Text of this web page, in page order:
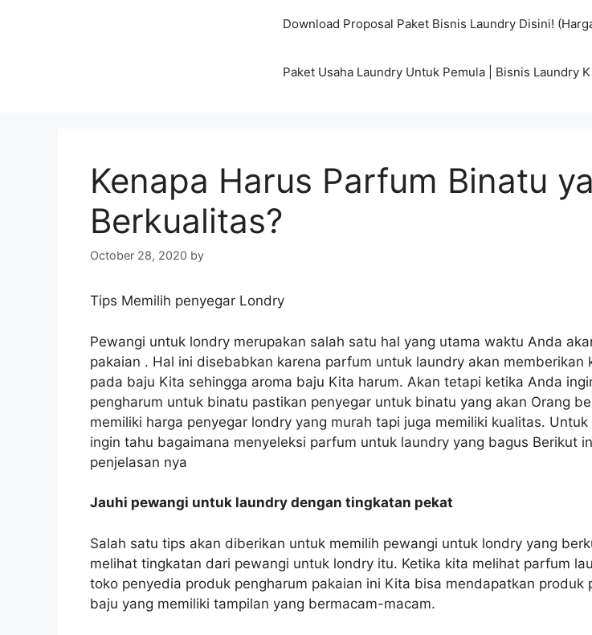
Download Proposal Paket Bisnis Laundry Disini!
Paket Usaha Laundry Untuk Pemula | Bisnis Laundry
Kenapa Harus Parfum Binatu
Berkualitas?
October 28, 2020 by
Tips Memilih penyegar Londry
Pewangi untuk londry merupakan salah satu hal yang utama waktu Anda
pakaian . Hal ini disebabkan karena parfum untuk laundry akan memberikan
pada baju Kita sehingga aroma baju Kita harum. Akan tetapi ketika Anda
pengharum untuk binatu pastikan penyegar untuk binatu yang akan Orang
memiliki harga penyegar londry yang murah tapi juga memiliki kualitas. Untuk
ingin tahu bagaimana menyeleksi parfum untuk laundry yang bagus Berikut
penjelasan nya
Jauhi pewangi untuk laundry dengan tingkatan pekat
Salah satu tips akan diberikan untuk memilih pewangi untuk londry yang
melihat tingkatan dari pewangi untuk londry itu. Ketika kita melihat parfum
toko penyedia produk pengharum pakaian ini Kita bisa mendapatkan produk
baju yang memiliki tampilan yang bermacam-macam.